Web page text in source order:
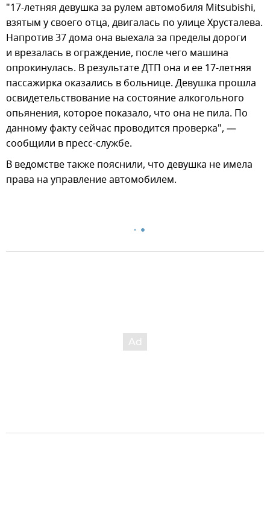
"17-летняя девушка за рулем автомобиля Mitsubishi,
взятым у своего отца, двигалась по улице Хрусталева.
Напротив 37 дома она выехала за пределы дороги
и врезалась в ограждение, после чего машина
опрокинулась. В результате ДТП она и ее 17-летняя
пассажирка оказались в больнице. Девушка прошла
освидетельствование на состояние алкогольного
опьянения, которое показало, что она не пила. По
данному факту сейчас проводится проверка", —
сообщили в пресс-службе.
В ведомстве также пояснили, что девушка не имела
права на управление автомобилем.